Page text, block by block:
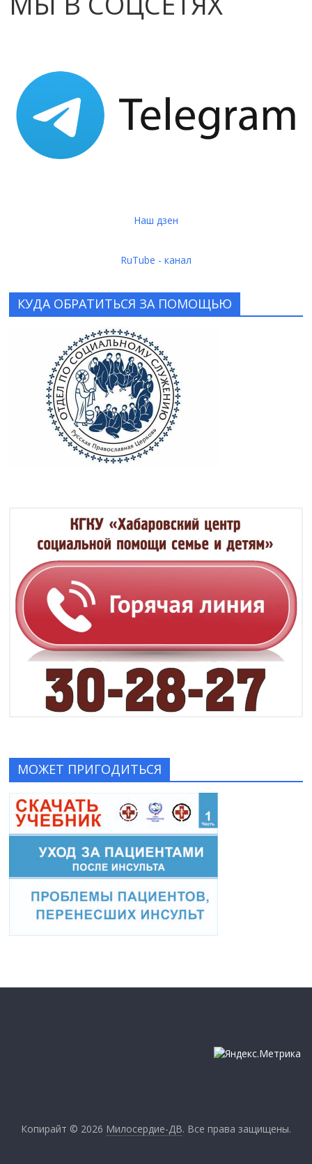
Наш дзен
RuTube - канал
КУДА ОБРАТИТЬСЯ ЗА ПОМОЩЬЮ
МОЖЕТ ПРИГОДИТЬСЯ
Копирайт © 2026 Милосердие-ДВ. Все права защищены.